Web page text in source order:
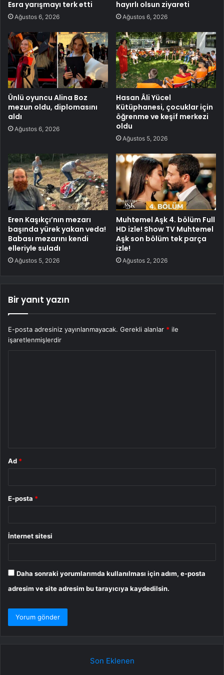
Esra yarışmayı terk etti
Ağustos 6, 2026
hayırlı olsun ziyareti
Ağustos 6, 2026
Ünlü oyuncu Alina Boz
mezun oldu, diplomasını
aldı
Ağustos 6, 2026
Hasan Âli Yücel
Kütüphanesi, çocuklar için
öğrenme ve keşif merkezi
oldu
Ağustos 5, 2026
Eren Kaşıkçı’nın mezarı
başında yürek yakan veda!
Babası mezarını kendi
elleriyle suladı
Ağustos 5, 2026
Muhtemel Aşk 4. bölüm Full
HD izle! Show TV Muhtemel
Aşk son bölüm tek parça
izle!
Ağustos 2, 2026
Bir yanıt yazın
E-posta adresiniz yayınlanmayacak. Gerekli alanlar * ile
işaretlenmişlerdir
Ad *
E-posta *
İnternet sitesi
Daha sonraki yorumlarımda kullanılması için adım, e-posta
adresim ve site adresim bu tarayıcıya kaydedilsin.
Son Eklenen